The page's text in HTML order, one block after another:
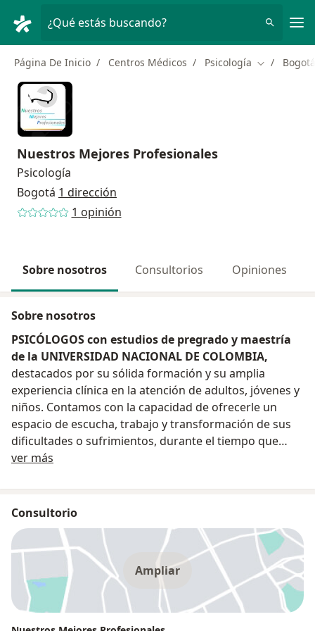
¿Qué estás buscando?
Página De Inicio Centros Médicos Psicología Cambiar de
Bogotá
Nuestros Mejores Profesionales
Psicología
Bogotá 1 dirección
1 opinión
Sobre nosotros Consultorios Opiniones
Sobre nosotros
PSICÓLOGOS con estudios de pregrado y maestría
de la UNIVERSIDAD NACIONAL DE COLOMBIA,
destacados por su sólida formación y su amplia
experiencia clínica en la atención de adultos, jóvenes y
niños. Contamos con la capacidad de ofrecerle un
espacio de escucha, trabajo y transformación de sus
dificultades o sufrimientos, durante el tiempo que
usted requiera para encontrar soluciones de fondo,
preestablecidos.
Visite nuestra página WEB:
http://sites.google.com/site/nuestrosmejoresprofesio
nales/home
Johnny Albert Vélez
Teléfono: 3202271548. Dirección: Carrera 15 Nº 40 A –
21 Consultorio 302
ver más
Consultorio
Ampliar